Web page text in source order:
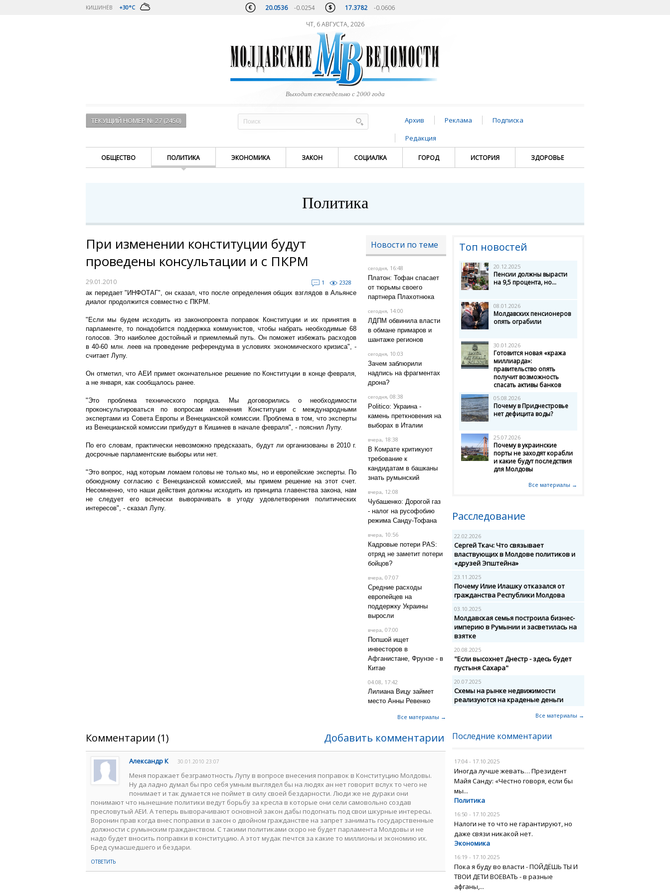
КИШИНЁВ +30°C 20.0536 -0.0254 17.3782 -0.0606
ЧТ, 6 АВГУСТА, 2026
Выходит еженедельно с 2000 года
ТЕКУЩИЙ НОМЕР № 27 (2450) Архив Реклама
Подписка
Редакция
ОБЩЕСТВО ПОЛИТИКА ЭКОНОМИКА ЗАКОН СОЦИАЛКА ГОРОД ИСТОРИЯ ЗДОРОВЬЕ
Политика
При изменении конституции будут
проведены консультации и с ПКРМ
29.01.2010 1
2328
ак передает "ИНФОТАГ", он сказал, что после определения общих взглядов в Альянсе
диалог продолжится совместно с ПКРМ.
"Если мы будем исходить из законопроекта поправок Конституции и их принятия в
парламенте, то понадобится поддержка коммунистов, чтобы набрать необходимые 68
голосов. Это наиболее достойный и приемлемый путь. Он поможет избежать расходов
в 40-60 млн. леев на проведение референдума в условиях экономического кризиса", -
считает Лупу.
Он отметил, что АЕИ примет окончательное решение по Конституции в конце февраля,
а не января, как сообщалось ранее.
"Это проблема технического порядка. Мы договорились о необходимости
проконсультироваться по вопросам изменения Конституции с международными
экспертами из Совета Европы и Венецианской комиссии. Проблема в том, что эксперты
из Венецианской комиссии прибудут в Кишинев в начале февраля", - пояснил Лупу.
По его словам, практически невозможно предсказать, будут ли организованы в 2010 г.
досрочные парламентские выборы или нет.
"Это вопрос, над которым ломаем головы не только мы, но и европейские эксперты. По
обоюдному согласию с Венецианской комиссией, мы примем решение на этот счет.
Несомненно, что наши действия должны исходить из принципа главенства закона, нам
не следует его всячески выворачивать в угоду удовлетворения политических
интересов", - сказал Лупу.
Новости по теме
сегодня, 16:48
Платон: Тофан спасает
от тюрьмы своего
партнера Плахотнюка
сегодня, 14:00
ЛДПМ обвинила власти
в обмане примаров и
шантаже регионов
сегодня, 10:03
Зачем заблюрили
надпись на фрагментах
дрона?
сегодня, 08:38
Politico: Украина -
камень преткновения на
выборах в Италии
вчера, 18:38
В Комрате критикуют
требование к
кандидатам в башканы
знать румынский
вчера, 12:08
Чубашенко: Дорогой газ
- налог на русофобию
режима Санду-Тофана
вчера, 10:56
Кадровые потери PAS:
отряд не заметит потери
бойцов?
вчера, 07:07
Средние расходы
европейцев на
поддержку Украины
выросли
вчера, 07:00
Попшой ищет
инвесторов в
Афганистане, Фрунзе - в
Китае
04.08, 17:42
Лилиана Вицу займет
место Анны Ревенко
Все материалы →
Комментарии (1) Добавить комментарии
Александр К 30.01.2010 23:07
Меня поражает безграмотность Лупу в вопросе внесения поправок в Конституцию Молдовы.
Ну да ладно думал бы про себя умным выглядел бы на людях ан нет говорит вслух то чего не
понимает и так думается не поймет в силу своей бездарности. Люди же не дураки они
понимают что нынешние политики ведут борьбу за кресла в которые они сели самовольно создав
пресловутый АЕИ. А теперь выворачивают основной закон дабы подогнать под свои шкурные интересы.
Воронин прав когда внес поправки в закон о двойном гражданстве на запрет занимать государственные
должности с румынским гражданством. С такими политиками скоро не будет парламента Молдовы и не
надо будет вносить поправки в конституцию. А этот мудак печтся за какие то миллионы и экономию их.
Бред сумасшедшего и бездари.
ОТВЕТИТЬ
Топ новостей
20.12.2025
Пенсии должны вырасти
на 9,5 процента, но...
08.01.2026
Молдавских пенсионеров
опять ограбили
30.01.2026
Готовится новая «кража
миллиарда»:
правительство опять
получит возможность
спасать активы банков
05.08.2026
Почему в Приднестровье
нет дефицита воды?
25.07.2026
Почему в украинские
порты не заходят корабли
и какие будут последствия
для Молдовы
Все материалы →
Расследование
22.02.2026
Сергей Ткач: Что связывает
властвующих в Молдове политиков и
«друзей Эпштейна»
23.11.2025
Почему Илие Илашку отказался от
гражданства Республики Молдова
03.10.2025
Молдавская семья построила бизнес-
империю в Румынии и засветилась на
взятке
20.08.2025
"Если высохнет Днестр - здесь будет
пустыня Сахара"
20.07.2025
Схемы на рынке недвижимости
реализуются на краденые деньги
Все материалы →
Последние комментарии
17:04 - 17.10.2025
Иногда лучше жевать… Президент
Майя Санду: «Честно говоря, если бы
мы...
Политика
16:50 - 17.10.2025
Налоги не то что не гарантируют, но
даже связи никакой нет.
Экономика
16:19 - 17.10.2025
Пока я буду во власти - ПОЙДЁШЬ ТЫ И
ТВОИ ДЕТИ ВОЕВАТЬ - в разные
афганы,...